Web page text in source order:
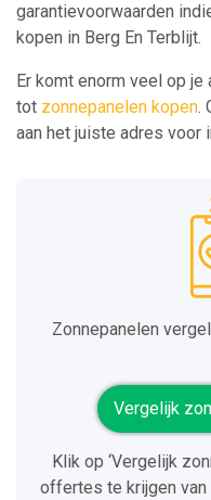
garantievoorwaarden
kopen in Berg En Terblijt.
Er komt enorm veel op
tot zonnepanelen kopen.
aan het juiste adres voor
Zonnepanelen
Vergelijk
Klik op ‘Vergelijk
offertes te krijgen van